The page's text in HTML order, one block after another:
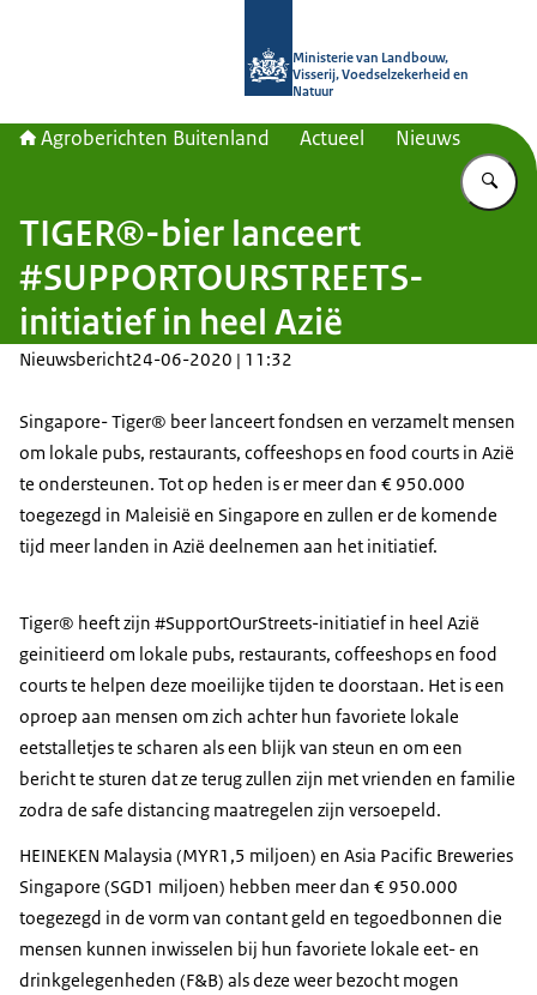
Ministerie van Landbouw,
Visserij, Voedselzekerheid en
Natuur
Agroberichten Buitenland Actueel Nieuws
TIGER®-bier lanceert
#SUPPORTOURSTREETS-
initiatief in heel Azië
Nieuwsbericht24-06-2020 | 11:32
Singapore- Tiger® beer lanceert fondsen en verzamelt mensen
om lokale pubs, restaurants, coffeeshops en food courts in Azië
te ondersteunen. Tot op heden is er meer dan € 950.000
toegezegd in Maleisië en Singapore en zullen er de komende
tijd meer landen in Azië deelnemen aan het initiatief.
Tiger® heeft zijn #SupportOurStreets-initiatief in heel Azië
geinitieerd om lokale pubs, restaurants, coffeeshops en food
courts te helpen deze moeilijke tijden te doorstaan. Het is een
oproep aan mensen om zich achter hun favoriete lokale
eetstalletjes te scharen als een blijk van steun en om een ​​
bericht te sturen dat ze terug zullen zijn met vrienden en familie
zodra de safe distancing maatregelen zijn versoepeld.
HEINEKEN Malaysia (MYR1,5 miljoen) en Asia Pacific Breweries
Singapore (SGD1 miljoen) hebben meer dan € 950.000
toegezegd in de vorm van contant geld en tegoedbonnen die
mensen kunnen inwisselen bij hun favoriete lokale eet- en
drinkgelegenheden (F&B) als deze weer bezocht mogen